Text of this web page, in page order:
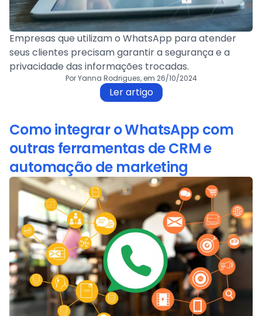
Empresas que utilizam o WhatsApp para atender
seus clientes precisam garantir a segurança e a
privacidade das informações trocadas.
Por Yanna Rodrigues, em 26/10/2024
Ler artigo
Como integrar o WhatsApp com
outras ferramentas de CRM e
automação de marketing